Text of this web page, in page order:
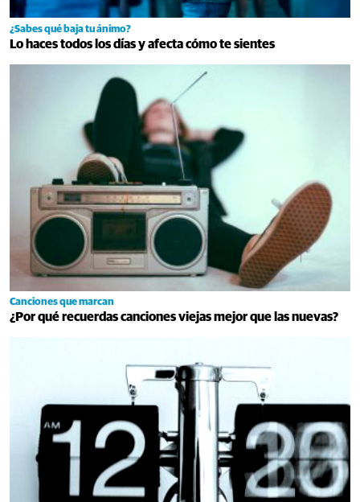
¿Sabes qué baja tu ánimo?
Lo haces todos los días y afecta cómo te sientes
Canciones que marcan
¿Por qué recuerdas canciones viejas mejor que las nuevas?